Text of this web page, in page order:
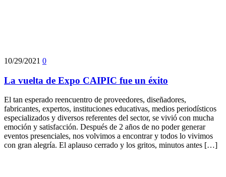
10/29/2021 0
La vuelta de Expo CAIPIC fue un éxito
El tan esperado reencuentro de proveedores, diseñadores,
fabricantes, expertos, instituciones educativas, medios periodísticos
especializados y diversos referentes del sector, se vivió con mucha
emoción y satisfacción. Después de 2 años de no poder generar
eventos presenciales, nos volvimos a encontrar y todos lo vivimos
con gran alegría. El aplauso cerrado y los gritos, minutos antes […]